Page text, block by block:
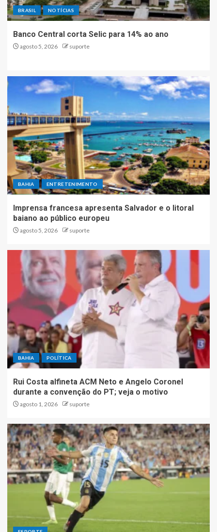
BRASIL NOTÍCIAS
Banco Central corta Selic para 14% ao ano
agosto 5, 2026 suporte
BAHIA ENTRETENIMENTO
Imprensa francesa apresenta Salvador e o litoral
baiano ao público europeu
agosto 5, 2026 suporte
BAHIA POLÍTICA
Rui Costa alfineta ACM Neto e Angelo Coronel
durante a convenção do PT; veja o motivo
agosto 1, 2026 suporte